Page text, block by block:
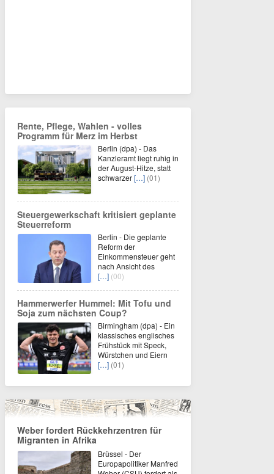
Rente, Pflege, Wahlen - volles
Programm für Merz im Herbst
Berlin (dpa) - Das
Kanzleramt liegt ruhig in
der August-Hitze, statt
schwarzer[…] (01)
Steuergewerkschaft kritisiert geplante
Steuerreform
Berlin - Die geplante
Reform der
Einkommensteuer geht
nach Ansicht des
[…] (00)
Hammerwerfer Hummel: Mit Tofu und
Soja zum nächsten Coup?
Birmingham (dpa) - Ein
klassisches englisches
Frühstück mit Speck,
Würstchen und Eiern
[…] (01)
Weber fordert Rückkehrzentren für
Migranten in Afrika
Brüssel - Der
Europapolitiker Manfred